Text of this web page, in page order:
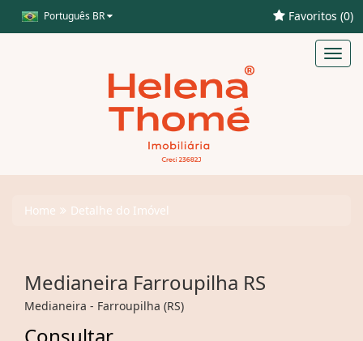
Português BR Favoritos (0)
Home Detalhe do Imóvel
Medianeira Farroupilha RS
Medianeira - Farroupilha (RS)